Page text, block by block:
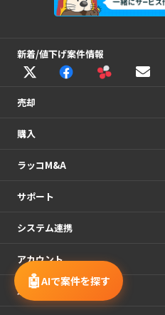
🤖AIで案件を探す
新着/値下げ案件情報
売却
購入
ラッコM&A
サポート
システム連携
アカウント
運営情報